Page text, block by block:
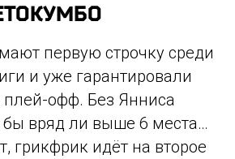
первую строчку среди
и уже гарантировали
плей-офф. Без Янниса
вряд ли выше 6 места…
грикфрик идёт на второе